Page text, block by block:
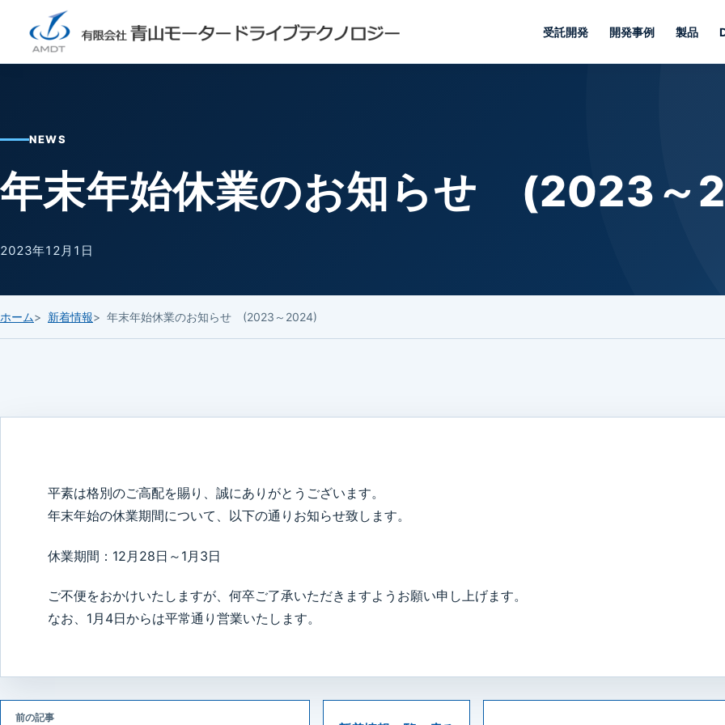
受託開発 開発事例 製品
NEWS
年末年始休業のお知らせ (2023～
2023年12月1日
ホーム 新着情報 年末年始休業のお知らせ (2023～2024)
平素は格別のご高配を賜り、誠にありがとうございます。
年末年始の休業期間について、以下の通りお知らせ致します。
休業期間：12月28日～1月3日
ご不便をおかけいたしますが、何卒ご了承いただきますようお願い申し上げます。
なお、1月4日からは平常通り営業いたします。
前の記事